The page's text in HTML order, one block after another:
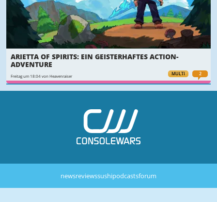
MULTI 2
ARIETTA OF SPIRITS: EIN GEISTERHAFTES ACTION-
ADVENTURE
Freitag um 18:04 von Heavenraiser
newsreviewssushipodcastsforum